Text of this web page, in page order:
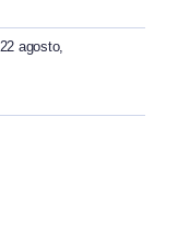
22 agosto,